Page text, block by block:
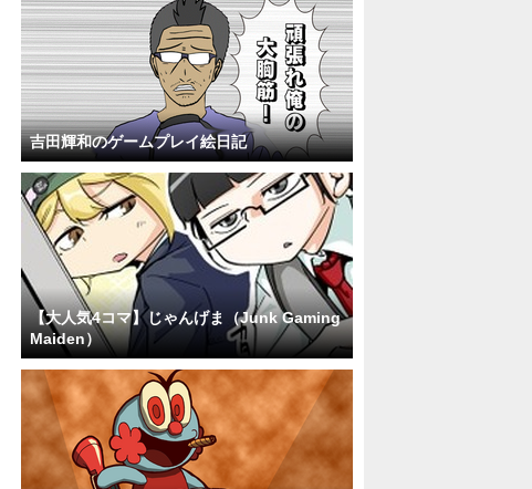
吉田輝和のゲームプレイ絵日記
【大人気4コマ】じゃんげま（Junk Gaming
Maiden）